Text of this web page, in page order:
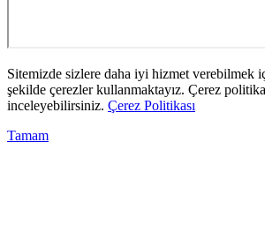
Sitemizde sizlere daha iyi hizmet verebilmek
şekilde çerezler kullanmaktayız. Çerez
inceleyebilirsiniz. Çerez Politikası
Tamam